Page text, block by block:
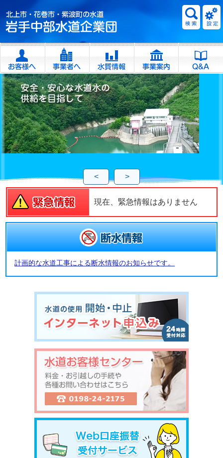
< >
現在、緊急情報はありません
計画的な水道工事による断水情報のお知らせです。